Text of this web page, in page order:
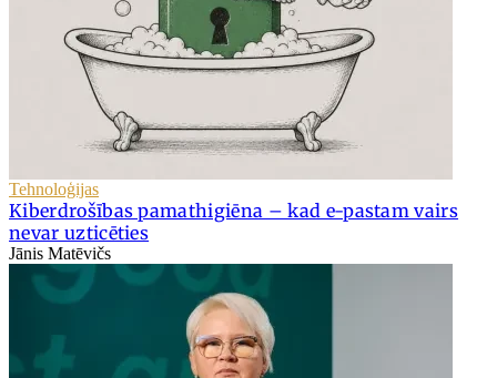
Tehnoloģijas
Kiberdrošības pamathigiēna – kad e-pastam vairs
nevar uzticēties
Jānis Matēvičs